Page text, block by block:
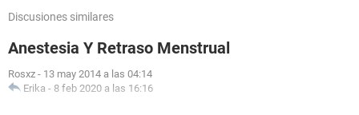
Discusiones similares
Anestesia Y Retraso Menstrual
Rosxz - 13 may 2014 a las 04:14
Erika - 8 feb 2020 a las 16:16